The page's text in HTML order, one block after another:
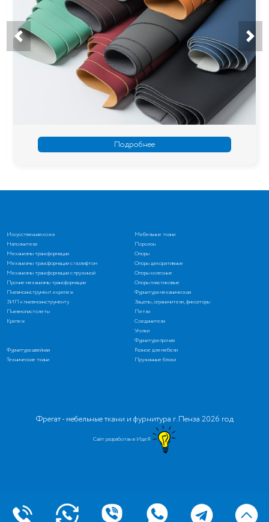
Подробнее
Искусственная кожа
Мебельные ткани
Наполнители
Поролон
Механизмы трансформации
Механизмы трансформации с газлифтом
Механизмы трансформации с пружиной
Прочие механизмы трансформации
Опоры
Опоры декоративные
Опоры колесные
Опоры пластиковые
Пневмоинструмент и крепеж
ЗИП к пневмоинструменту
Пневмопистолеты
Крепеж
Фурнитура механическая
Зацепы, ограничители, фиксаторы
Петли
Соединители
Уголки
Фурнитура прочая
Фурнитура швейная
Разное для мебели
Технические ткани
Пружинные блоки
Фрегат - мебельные ткани и фурнитура г. Пенза 2026 год
Сайт разработан в ИдеЯ